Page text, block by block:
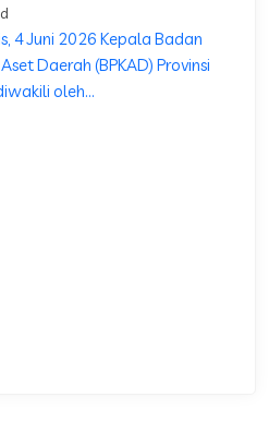
4 Juni 2026 Kepala Badan
Daerah (BPKAD) Provinsi
oleh...